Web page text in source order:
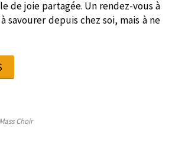
de joie partagée. Un rendez-vous à
savourer depuis chez soi, mais à ne
Choir